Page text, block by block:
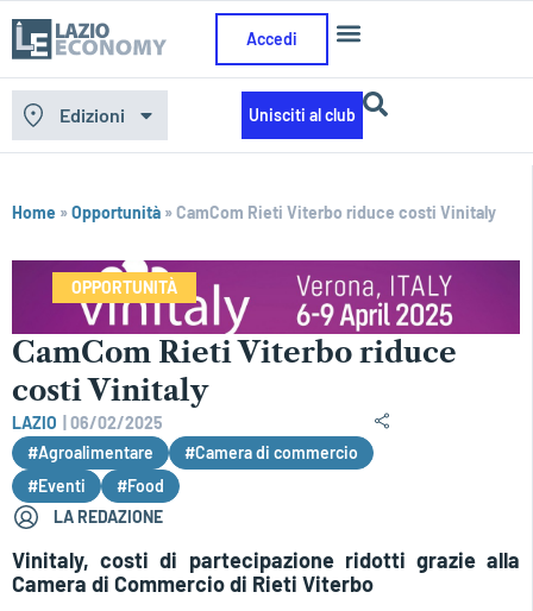
Accedi
Edizioni Unisciti al club
Home »Opportunità »CamCom Rieti Viterbo riduce costi Vinitaly
OPPORTUNITÀ
CamCom Rieti Viterbo riduce
costi Vinitaly
LAZIO
06/02/2025
#Agroalimentare
#Camera di commercio
#Eventi
#Food
LA REDAZIONE
Vinitaly, costi di partecipazione ridotti grazie alla
Camera di Commercio di Rieti Viterbo